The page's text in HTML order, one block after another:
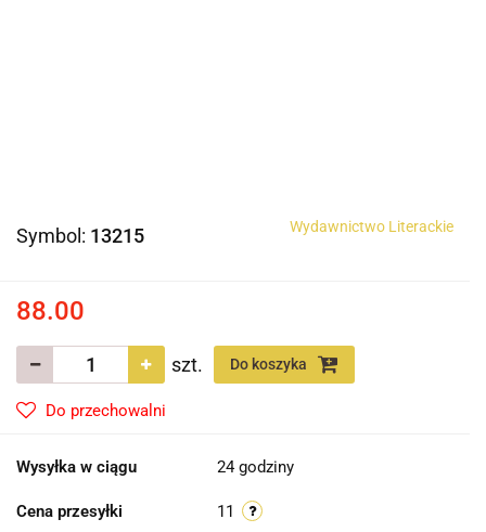
Symbol: 13215 Wydawnictwo Literackie
88.00
szt. Do koszyka
Do przechowalni
Wysyłka w ciągu 24 godziny
Cena przesyłki 11